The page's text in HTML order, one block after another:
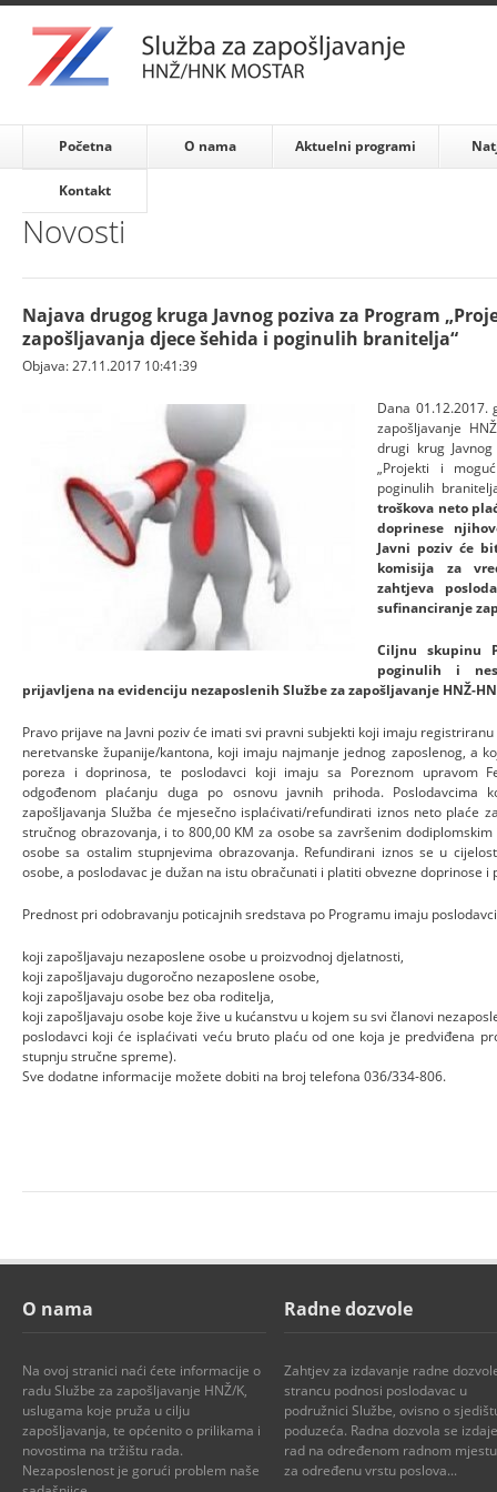
Početna O nama Aktuelni programi
Kontakt
Novosti
Najava drugog kruga Javnog poziva za Program
zapošljavanja djece šehida i poginulih branitelja“
Objava: 27.11.2017 10:41:39
Dana 01.12.2017.
zapošljavanje
drugi krug
„Projekti i
poginulih
troškova neto
doprinese
Javni poziv će
komisija za
zahtjeva
sufinanciranje
Ciljnu skupinu
poginulih i
prijavljena na evidenciju nezaposlenih Službe za zapošljavanje HNŽ-
Pravo prijave na Javni poziv će imati svi pravni subjekti koji imaju
neretvanske županije/kantona, koji imaju najmanje jednog zaposlenog, a
poreza i doprinosa, te poslodavci koji imaju sa Poreznom upravom
odgođenom plaćanju duga po osnovu javnih prihoda. Poslodavcima
zapošljavanja Služba će mjesečno isplaćivati/refundirati iznos neto plaće
stručnog obrazovanja, i to 800,00 KM za osobe sa završenim
osobe sa ostalim stupnjevima obrazovanja. Refundirani iznos se u
osobe, a poslodavac je dužan na istu obračunati i platiti obvezne doprinose i
Prednost pri odobravanju poticajnih sredstava po Programu imaju
koji zapošljavaju nezaposlene osobe u proizvodnoj djelatnosti,
koji zapošljavaju dugoročno nezaposlene osobe,
koji zapošljavaju osobe bez oba roditelja,
koji zapošljavaju osobe koje žive u kućanstvu u kojem su svi članovi
poslodavci koji će isplaćivati veću bruto plaću od one koja je predviđena
stupnju stručne spreme).
Sve dodatne informacije možete dobiti na broj telefona 036/334-806.
O nama
Na ovoj stranici naći ćete informacije o
radu Službe za zapošljavanje HNŽ/K,
uslugama koje pruža u cilju
zapošljavanja, te općenito o prilikama i
novostima na tržištu rada.
Nezaposlenost je gorući problem naše
Radne dozvole
Zahtjev za izdavanje radne
strancu podnosi poslodavac u
podružnici Službe, ovisno o
poduzeća. Radna dozvola se
rad na određenom radnom
za određenu vrstu poslova...